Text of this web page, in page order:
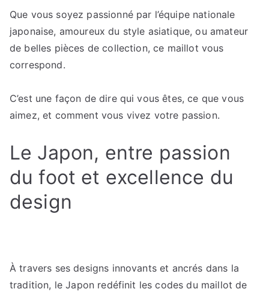
Que vous soyez passionné par l’équipe nationale
japonaise, amoureux du style asiatique, ou amateur
de belles pièces de collection, ce maillot vous
correspond.
C’est une façon de dire qui vous êtes, ce que vous
aimez, et comment vous vivez votre passion.
Le Japon, entre passion
du foot et excellence du
design
À travers ses designs innovants et ancrés dans la
tradition, le Japon redéfinit les codes du maillot de